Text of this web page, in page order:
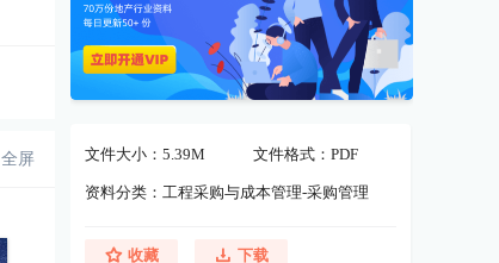
全屏 文件大小：5.39M 文件格式：PDF
资料分类：工程采购与成本管理-采购管理
收藏 下载